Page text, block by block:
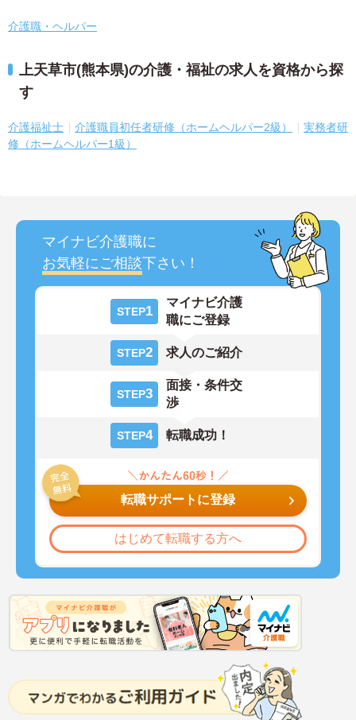
介護職・ヘルパー
上天草市(熊本県)の介護・福祉の求人を資格から探
す
介護福祉士 介護職員初任者研修（ホームヘルパー2級）
実務者研
修（ホームヘルパー1級）
マイナビ介護職に
お気軽にご相談下さい！
STEP1
マイナビ介護
職にご登録
STEP2 求人のご紹介
STEP3
面接・条件交
渉
STEP4 転職成功！
転職サポートに登録
はじめて転職する方へ